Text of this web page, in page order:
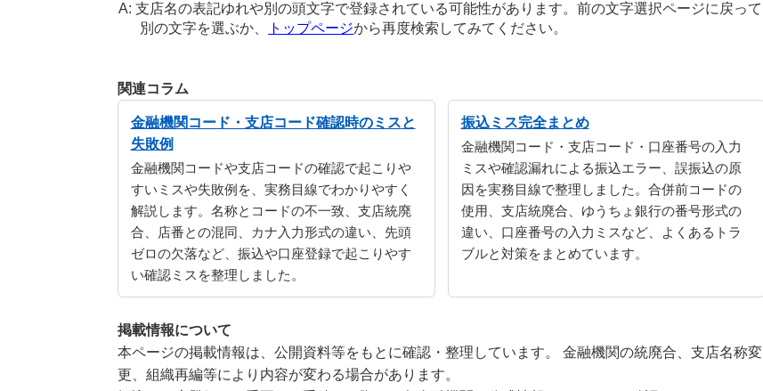
支店名の表記ゆれや別の頭文字で登録されている可能性があります。前の文字選択ページに戻って
別の文字を選ぶか、
トップページから再度検索してみてください。
関連コラム
金融機関コード・支店コード確認時のミスと
失敗例
金融機関コードや支店コードの確認で起こりや
すいミスや失敗例を、実務目線でわかりやすく
解説します。名称とコードの不一致、支店統廃
合、店番との混同、カナ入力形式の違い、先頭
ゼロの欠落など、振込や口座登録で起こりやす
い確認ミスを整理しました。
振込ミス完全まとめ
金融機関コード・支店コード・口座番号の入力
ミスや確認漏れによる振込エラー、誤振込の原
因を実務目線で整理しました。合併前コードの
使用、支店統廃合、ゆうちょ銀行の番号形式の
違い、口座番号の入力ミスなど、よくあるトラ
ブルと対策をまとめています。
掲載情報について
本ページの掲載情報は、公開資料等をもとに確認・整理しています。 金融機関の統廃合、支店名称変
更、組織再編等により内容が変わる場合があります。